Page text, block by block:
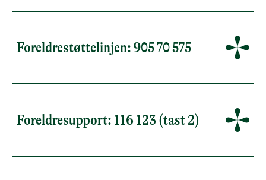
Foreldrestøttelinjen: 905 70 575
Foreldresupport: 116 123 (tast 2)